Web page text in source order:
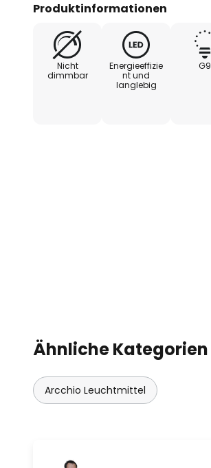
Produktinformationen
Nicht
dimmbar
Energieeffizie
nt und
langlebig
G9
Ähnliche Kategorien
Arcchio Leuchtmittel